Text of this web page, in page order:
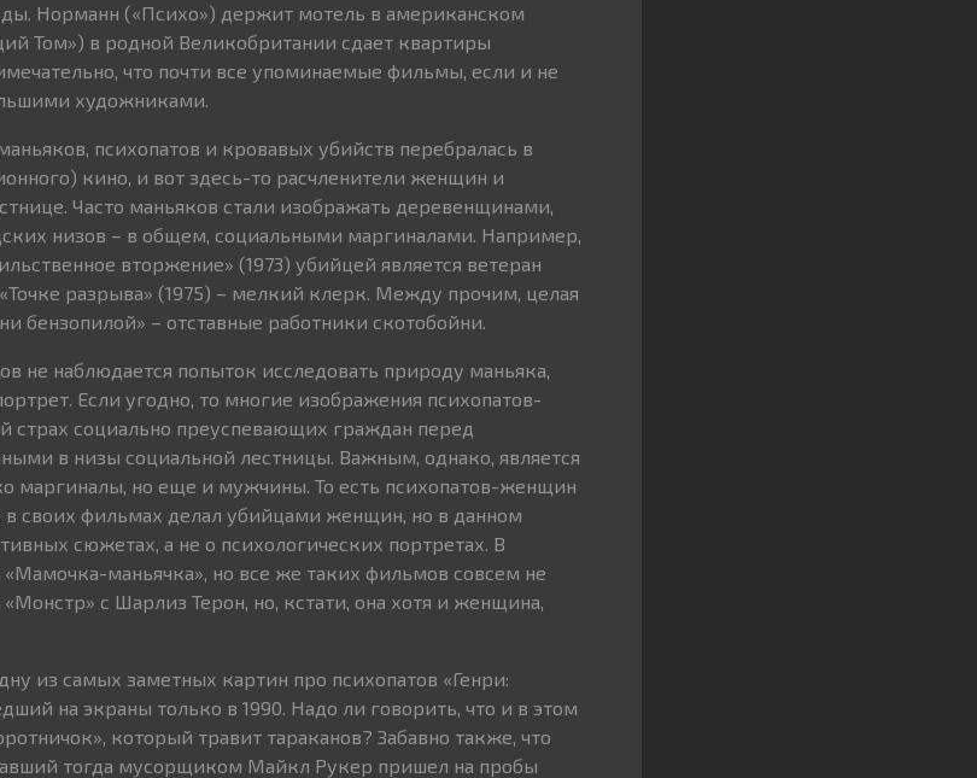
Норманн («Психо») держит мотель в американском
Том») в родной Великобритании сдает квартиры
что почти все упоминаемые фильмы, если и не
художниками.
психопатов и кровавых убийств перебралась в
кино, и вот здесь-то расчленители женщин и
Часто маньяков стали изображать деревенщинами,
низов – в общем, социальными маргиналами. Например,
вторжение» (1973) убийцей является ветеран
разрыва» (1975) – мелкий клерк. Между прочим, целая
бензопилой» – отставные работники скотобойни.
не наблюдается попыток исследовать природу маньяка,
Если угодно, то многие изображения психопатов-
страх социально преуспевающих граждан перед
в низы социальной лестницы. Важным, однако, является
маргиналы, но еще и мужчины. То есть психопатов-женщин
в своих фильмах делал убийцами женщин, но в данном
сюжетах, а не о психологических портретах. В
маньячка», но все же таких фильмов совсем не
с Шарлиз Терон, но, кстати, она хотя и женщина,
из самых заметных картин про психопатов «Генри:
на экраны только в 1990. Надо ли говорить, что и в этом
который травит тараканов? Забавно также, что
тогда мусорщиком Майкл Рукер пришел на пробы